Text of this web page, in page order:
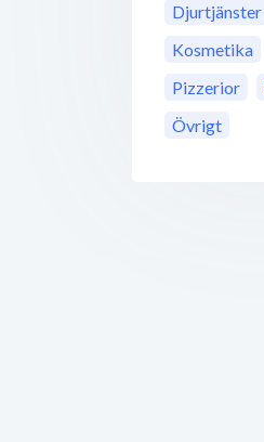
Djurtjänster
Kosmetika
Pizzerior
Övrigt